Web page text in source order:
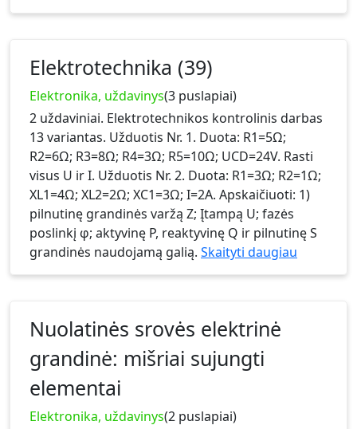
Elektrotechnika (39)
Elektronika, uždavinys(3 puslapiai)
2 uždaviniai. Elektrotechnikos kontrolinis darbas
13 variantas. Užduotis Nr. 1. Duota: R1=5Ω;
R2=6Ω; R3=8Ω; R4=3Ω; R5=10Ω; UCD=24V. Rasti
visus U ir I. Užduotis Nr. 2. Duota: R1=3Ω; R2=1Ω;
XL1=4Ω; XL2=2Ω; XC1=3Ω; I=2A. Apskaičiuoti: 1)
pilnutinę grandinės varžą Z; Įtampą U; fazės
poslinkį φ; aktyvinę P, reaktyvinę Q ir pilnutinę S
grandinės naudojamą galią. Skaityti daugiau
Nuolatinės srovės elektrinė
grandinė: mišriai sujungti
elementai
Elektronika, uždavinys(2 puslapiai)